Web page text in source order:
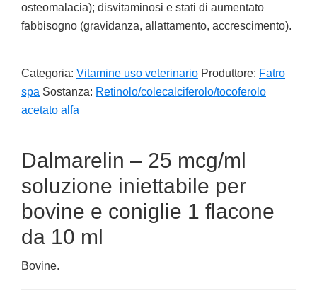
osteomalacia); disvitaminosi e stati di aumentato
fabbisogno (gravidanza, allattamento, accrescimento).
Categoria: Vitamine uso veterinario Produttore: Fatro
spa Sostanza: Retinolo/colecalciferolo/tocoferolo
acetato alfa
Dalmarelin – 25 mcg/ml
soluzione iniettabile per
bovine e coniglie 1 flacone
da 10 ml
Bovine.